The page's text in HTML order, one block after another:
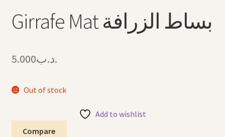
Giveaways التوزيعات Girrafe Mat بساط الزرافة
.د.ب5.000
Out of stock
Add to wishlist
Compare